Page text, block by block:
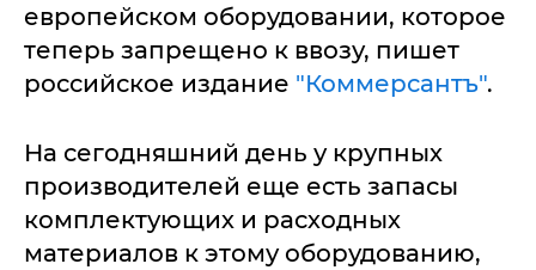
европейском оборудовании, которое
теперь запрещено к ввозу, пишет
российское издание "Коммерсантъ".
На сегодняшний день у крупных
производителей еще есть запасы
комплектующих и расходных
материалов к этому оборудованию,